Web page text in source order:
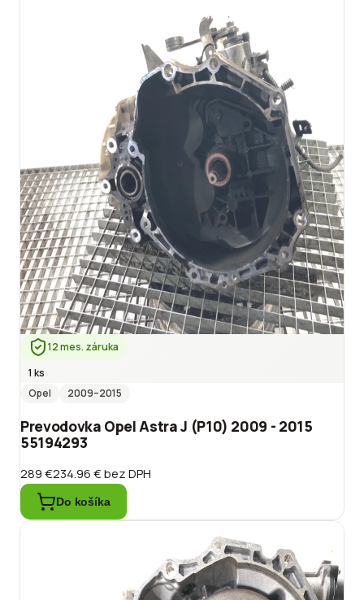
12 mes. záruka
1 ks
Opel
2009–2015
Prevodovka Opel Astra J (P10) 2009 - 2015
55194293
289 €234.96 €bez DPH
Do košíka